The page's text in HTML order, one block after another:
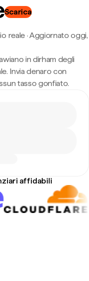
Scarica
reale·Aggiornato oggi,
in dirham degli
Invia denaro con
tasso gonfiato.
affidabili